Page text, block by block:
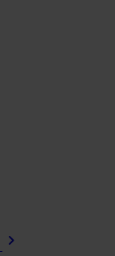
chevron_right